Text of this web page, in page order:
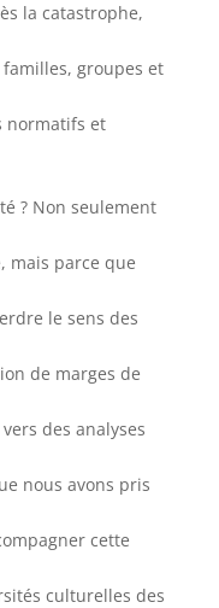
la catastrophe,
groupes et
normatifs et
? Non seulement
mais parce que
le sens des
de marges de
des analyses
nous avons pris
cette
culturelles des